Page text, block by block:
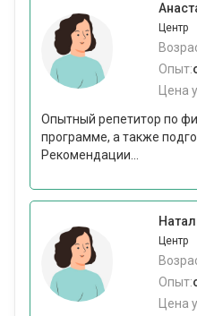
Центр
Опыт:
Цена
Опытный репетитор по
программе, а также
Рекомендации...
Центр
Опыт:
Цена